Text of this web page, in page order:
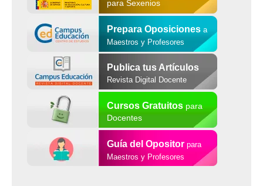
para Sexenios
Prepara Oposiciones a
Maestros y Profesores
Publica tus Artículos
Revista Digital Docente
Cursos Gratuitospara
Docentes
Guía del Opositor para
Maestros y Profesores